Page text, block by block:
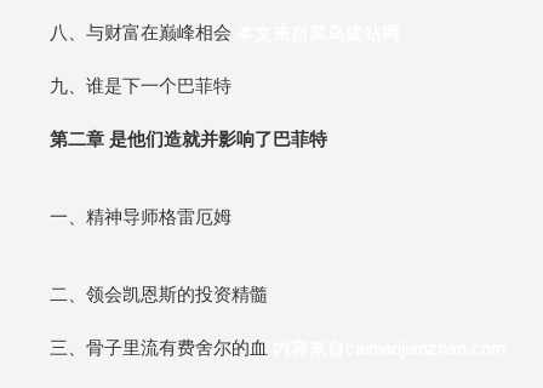
八、与财富在巅峰相会
九、谁是下一个巴菲特
第二章 是他们造就并影响了巴菲特
一、精神导师格雷厄姆
二、领会凯恩斯的投资精髓
三、骨子里流有费舍尔的血